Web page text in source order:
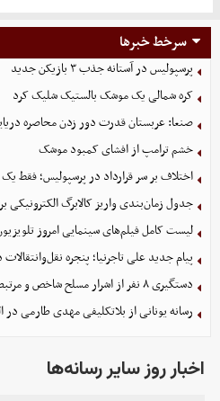
سرخط خبرها
پرسپولیس در آستانه جذب ۳ بازیکن جدید
کره شمالی یک موشک بالستیک شلیک کرد
صنعا: عربستان قدرت دور زدن محاصره
خشم ترامپ از افشای کمبود موشک
اختلاف بر سر قرارداد در پرسپولیس؛ فقط
جدول زمان‌بندی واریز کالابرگ الکترونیکی
لیست کامل فیلم‌های سینمایی امروز تلویزیون پنجشنبه
پیام جدید علی تاجرنیا؛ پنجره
دستگیری ۸ نفر از اشرار مسلح شاخص و مرتبطین گروهک های تروریستی
رسانه یونانی از بلاتکلیفی مهدی طارمی در